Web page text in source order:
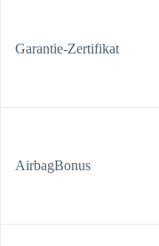
Garantie-Zertifikat
AirbagBonus